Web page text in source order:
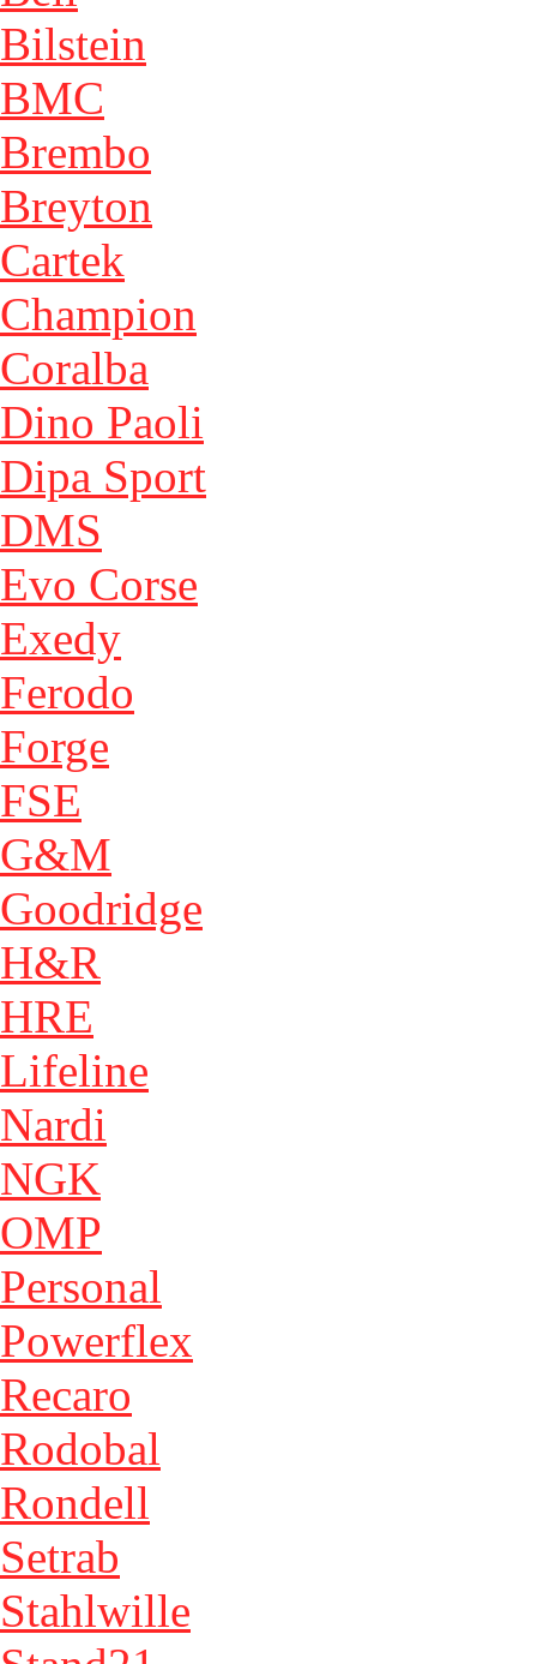
Bilstein
BMC
Brembo
Breyton
Cartek
Champion
Coralba
Dino Paoli
Dipa Sport
DMS
Evo Corse
Exedy
Ferodo
Forge
FSE
G&M
Goodridge
H&R
HRE
Lifeline
Nardi
NGK
OMP
Personal
Powerflex
Recaro
Rodobal
Rondell
Setrab
Stahlwille